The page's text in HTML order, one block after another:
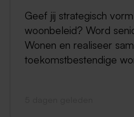
Geef jij strategisch
woonbeleid? Word
Wonen en realiseer
toekomstbestendige